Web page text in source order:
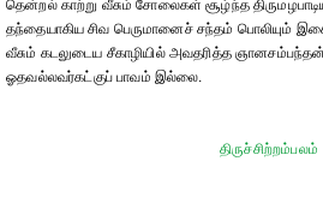
தென்றல் காற்று வீசும் சோலைகள் சூழ்ந்த
தந்தையாகிய சிவ பெருமானைச் சந்தம் பொலியும்
வீசும் கடலுடைய சீகாழியில் அவதரித்த
ஓதவல்லவர்கட்குப் பாவம் இல்லை.
திருச்சிற்றம்பலம்